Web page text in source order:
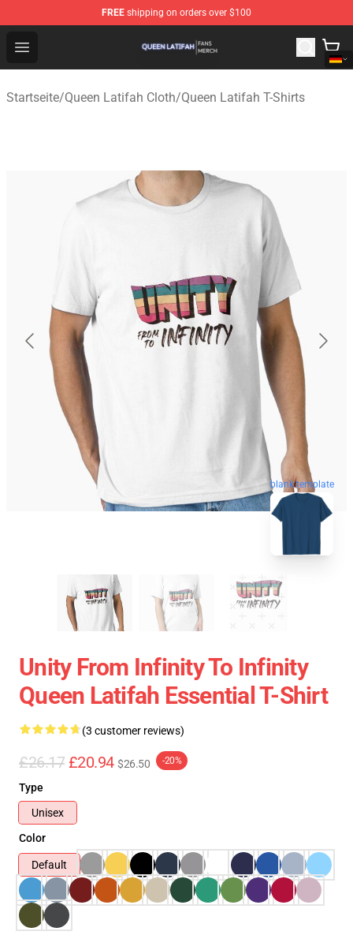
FREE shipping on orders over $100
Open menu
Queen Latifah Shop - Official Queen Latifah
Startseite/Queen Latifah Cloth/Queen Latifah T-Shirts
blank template
Unity From Infinity To Infinity
Queen Latifah Essential T-Shirt
(3 customer reviews)
£26.17 £20.94 $26.50 -20%
Type
Unisex
Color
Default